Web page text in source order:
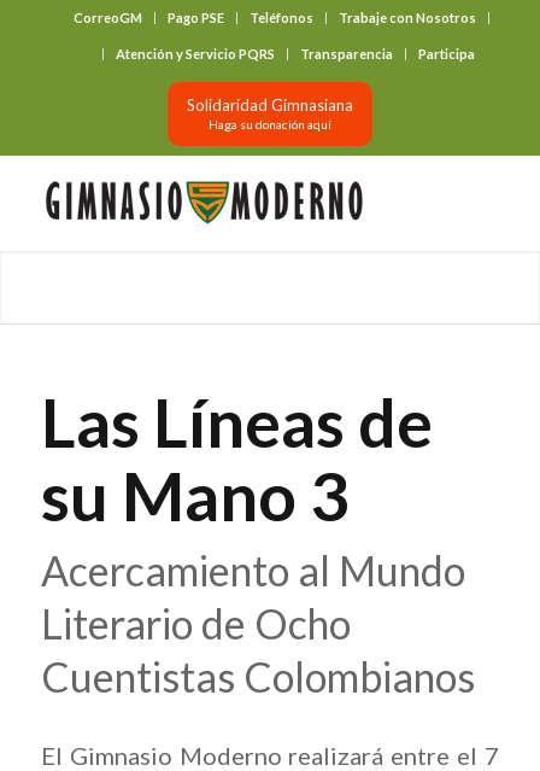
CorreoGM Pago PSE Teléfonos Trabaje con Nosotros
Atención y Servicio PQRS Transparencia Participa
Solidaridad Gimnasiana
Haga su donación aquí
Las Líneas de
su Mano 3
Acercamiento al Mundo
Literario de Ocho
Cuentistas Colombianos
El Gimnasio Moderno realizará entre el 7